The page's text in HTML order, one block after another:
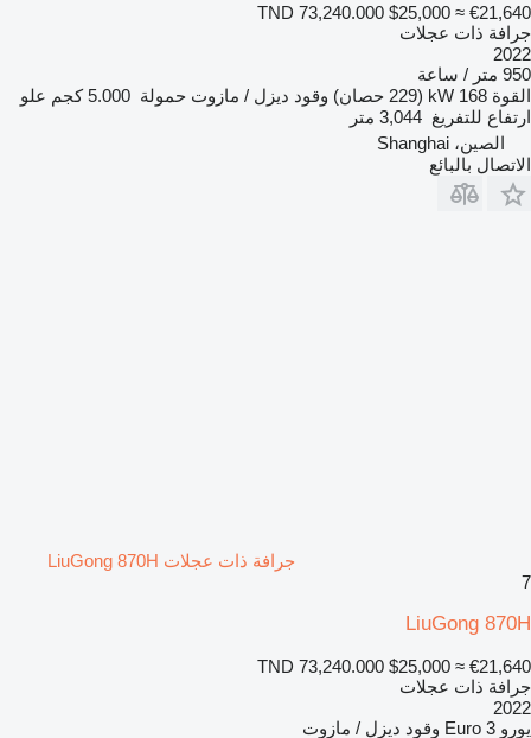
TND 73,240.000 $25,000 ≈ €21,640
جرافة ذات عجلات
2022
950 متر / ساعة
القوة 168 kW (229 حصان) وقود ديزل / مازوت حمولة 5.000 كجم
علو
ارتفاع للتفريغ 3,044 متر
الصين، Shanghai
الاتصال بالبائع
جرافة ذات عجلات LiuGong 870H
7
LiuGong 870H
TND 73,240.000 $25,000 ≈ €21,640
جرافة ذات عجلات
2022
يورو Euro 3 وقود ديزل / مازوت